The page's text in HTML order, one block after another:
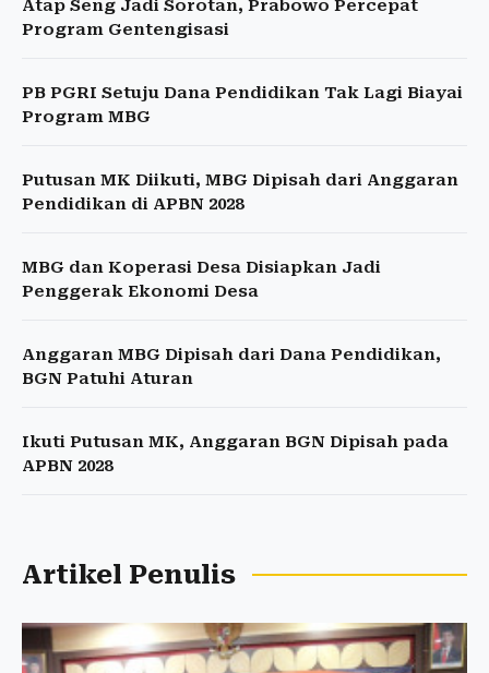
Atap Seng Jadi Sorotan, Prabowo Percepat
Program Gentengisasi
PB PGRI Setuju Dana Pendidikan Tak Lagi Biayai
Program MBG
Putusan MK Diikuti, MBG Dipisah dari Anggaran
Pendidikan di APBN 2028
MBG dan Koperasi Desa Disiapkan Jadi
Penggerak Ekonomi Desa
Anggaran MBG Dipisah dari Dana Pendidikan,
BGN Patuhi Aturan
Ikuti Putusan MK, Anggaran BGN Dipisah pada
APBN 2028
Artikel Penulis